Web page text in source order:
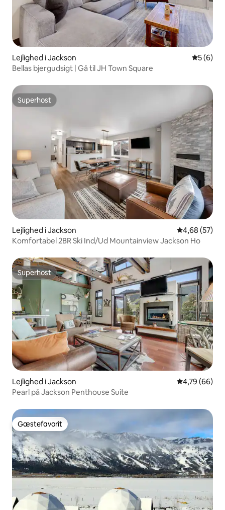
Lejlighed i Jackson 5 ud af 5
5 (6)
Bellas bjergudsigt | Gå til JH Town Square
Superhost
Superhost
Lejlighed i Jackson 4,68 ud af 5 i
4,68 (57)
Komfortabel 2BR Ski Ind/Ud Mountainview Jackson Ho
Superhost
Superhost
Lejlighed i Jackson 4,79 ud af 5 i
4,79 (66)
Pearl på Jackson Penthouse Suite
Gæstefavorit
Gæstefavorit